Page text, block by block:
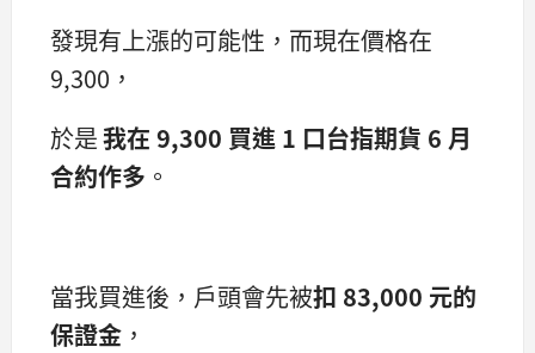
發現有上漲的可能性，而現在價格在
9,300，
於是我在 9,300 買進 1 口台指期貨 6 月
合約作多 。
當我買進後，戶頭會先被扣 83,000 元的
保證金 ，